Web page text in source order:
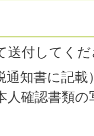
送付してく
知書に記載
人確認書類